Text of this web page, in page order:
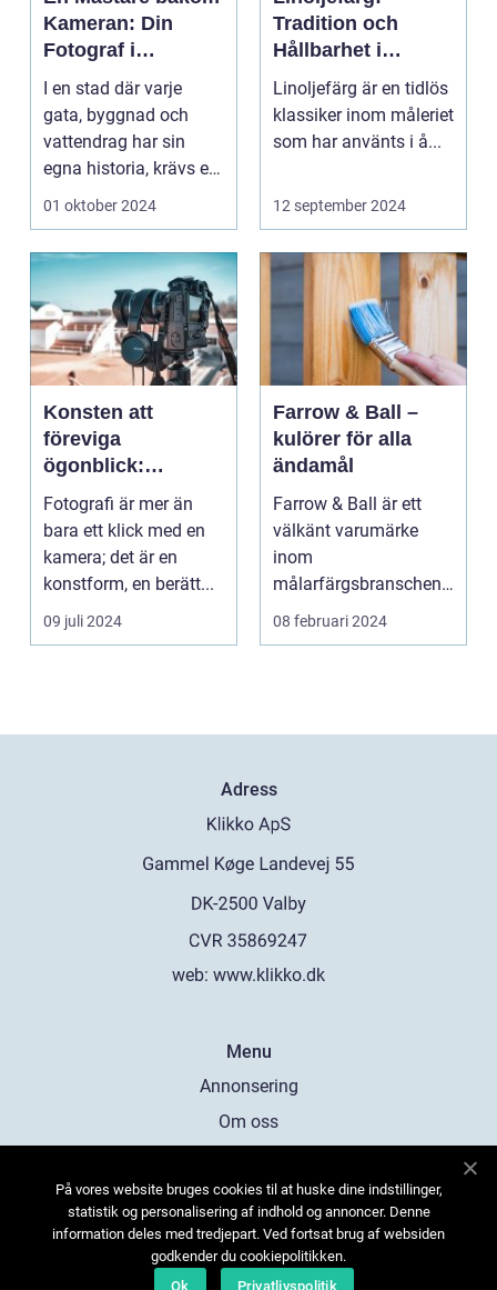
Kameran: Din
Fotograf i
Stockholm
I en stad där varje
gata, byggnad och
vattendrag har sin
egna historia, krävs en
riktig ko...
01 oktober 2024
Tradition och
Hållbarhet i
Modern Tappning
Linoljefärg är en tidlös
klassiker inom måleriet
som har använts i å...
12 september 2024
Konsten att
föreviga
ögonblick:
Fotografens värld
Fotografi är mer än
bara ett klick med en
kamera; det är en
konstform, en berätt...
09 juli 2024
Farrow & Ball –
kulörer för alla
ändamål
Farrow & Ball är ett
välkänt varumärke
inom
målarfärgsbranschen
s...
08 februari 2024
Adress
web: www.klikko.dk
Menu
Annonsering
Om oss
Kontakta oss
Sitemap
På vores website bruges cookies til at huske dine indstillinger,
statistik og personalisering af indhold og annoncer. Denne
information deles med tredjepart. Ved fortsat brug af websiden
godkender du cookiepolitikken.
Ok
Privatlivspolitik